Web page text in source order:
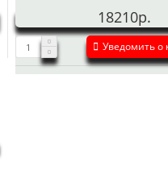
18210р.
Уведомить о